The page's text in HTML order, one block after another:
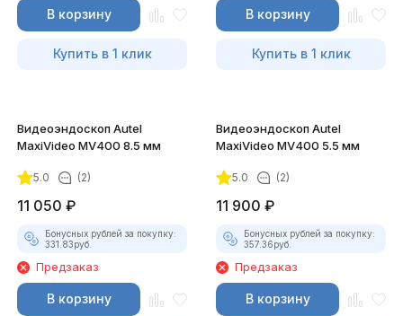
В корзину
Купить в 1 клик
В корзину
Купить в 1 клик
Видеоэндоскоп Autel
MaxiVideo MV400 8.5 мм
5.0 (2)
11 050 ₽
Бонусных рублей за покупку:
331.83руб.
Предзаказ
В корзину
Видеоэндоскоп Autel
MaxiVideo MV400 5.5 мм
5.0 (2)
11 900 ₽
Бонусных рублей за покупку:
357.36руб.
Предзаказ
В корзину